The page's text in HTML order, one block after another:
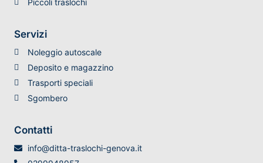
Piccoli traslochi
Servizi
Noleggio autoscale
Deposito e magazzino
Trasporti speciali
Sgombero
Contatti
info@ditta-traslochi-genova.it